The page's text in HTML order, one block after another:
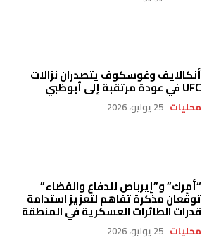
أنكالايف وغوسكوف يتصدران نزالات
UFC في عودة مرتقبة إلى أبوظبي
محليات 25 يوليو، 2026
“أمرك” و”إيرباص للدفاع والفضاء”
توقّعان مذكرة تفاهم لتعزيز استدامة
قدرات الطائرات العسكرية في المنطقة
محليات 25 يوليو، 2026